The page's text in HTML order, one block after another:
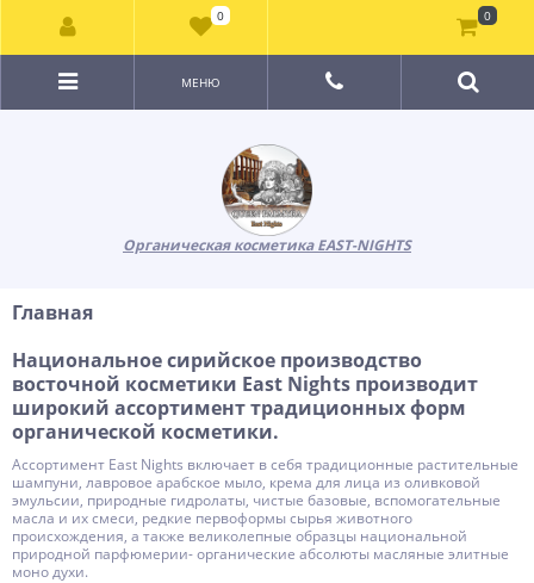
Органическая косметика EAST-NIGHTS
МЕНЮ
Главная
Национальное сирийское производство
восточной косметики East Nights производит
широкий ассортимент традиционных форм
органической косметики.
Ассортимент East Nights включает в себя традиционные растительные
шампуни, лавровое арабское мыло, крема для лица из оливковой
эмульсии, природные гидролаты, чистые базовые, вспомогательные
масла и их смеси, редкие первоформы сырья животного
происхождения, а также великолепные образцы национальной
природной парфюмерии- органические абсолюты масляные элитные
моно духи.
0 0